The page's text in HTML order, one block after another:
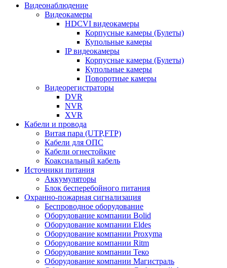
Видеонаблюдение
Видеокамеры
HDCVI видеокамеры
Корпусные камеры (Булеты)
Купольные камеры
IP видеокамеры
Корпусные камеры (Булеты)
Купольные камеры
Поворотные камеры
Видеорегистраторы
DVR
NVR
XVR
Кабели и провода
Витая пара (UTP,FTP)
Кабели для ОПС
Кабели огнестойкие
Коаксиальный кабель
Источники питания
Аккумуляторы
Блок бесперебойного питания
Охранно-пожарная сигнализация
Беспроводное оборудование
Оборудование компании Bolid
Оборудование компании Eldes
Оборудование компании Proxyma
Оборудование компании Ritm
Оборудование компании Теко
Оборудование компании Магистраль